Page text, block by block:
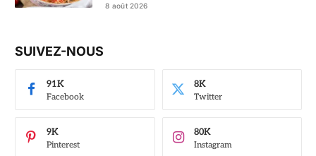
8 août 2026
SUIVEZ-NOUS
Facebook
91K
Twitter
8K
Pinterest
9K
Instagram
80K